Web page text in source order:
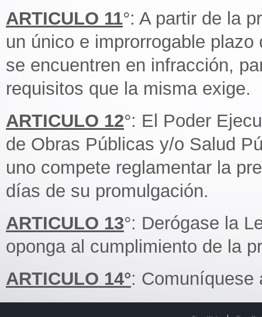
ARTICULO 11°: A partir de la
un único e improrrogable
se encuentren en infracción,
requisitos que la misma exige.
ARTICULO 12°: El Poder
de Obras Públicas y/o Salud
uno compete reglamentar la
días de su promulgación.
ARTICULO 13°: Derógase la
oponga al cumplimiento de la
ARTICULO 14°: Comuníquese